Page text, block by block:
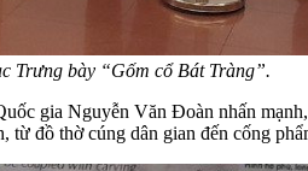
Trưng bày “Gốm cổ Bát Tràng”.
gia Nguyễn Văn Đoàn nhấn
từ đồ thờ cúng dân gian đến cống